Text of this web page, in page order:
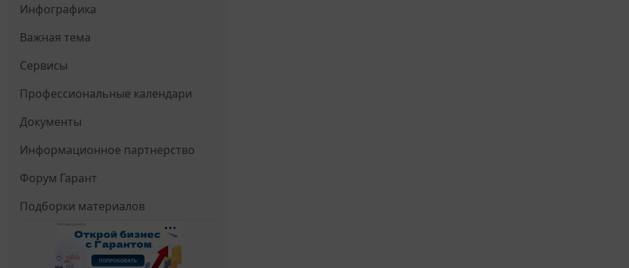
Инфографика
Важная тема
Сервисы
Профессиональные календари
Документы
Информационное партнерство
Форум Гарант
Подборки материалов